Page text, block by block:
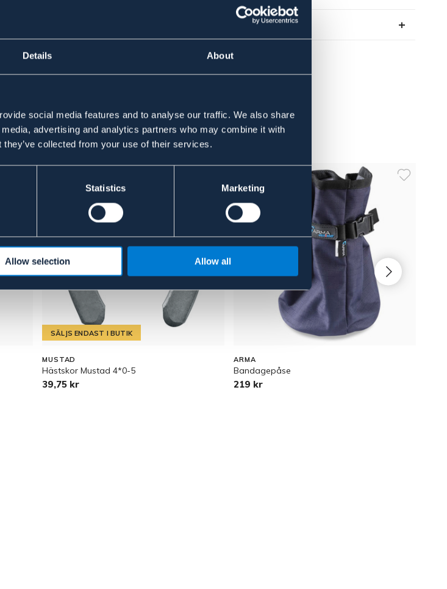
Details About
social media features and to analyse our traffic. We also share
advertising and analytics partners who may combine it with
collected from your use of their services.
Statistics Marketing
Allow selection Allow all
SÄLJS ENDAST I BUTIK
MUSTAD
Hästskor Mustad 4*0-5
39,75 kr
ARMA
Bandagepåse
219 kr